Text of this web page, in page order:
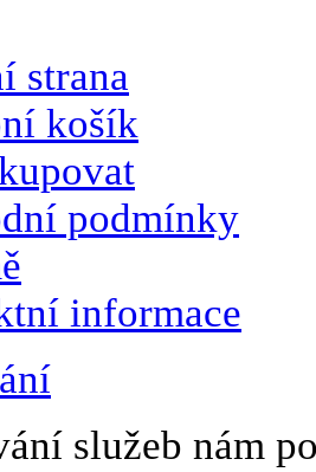
strana
košík
podmínky
informace
služeb nám